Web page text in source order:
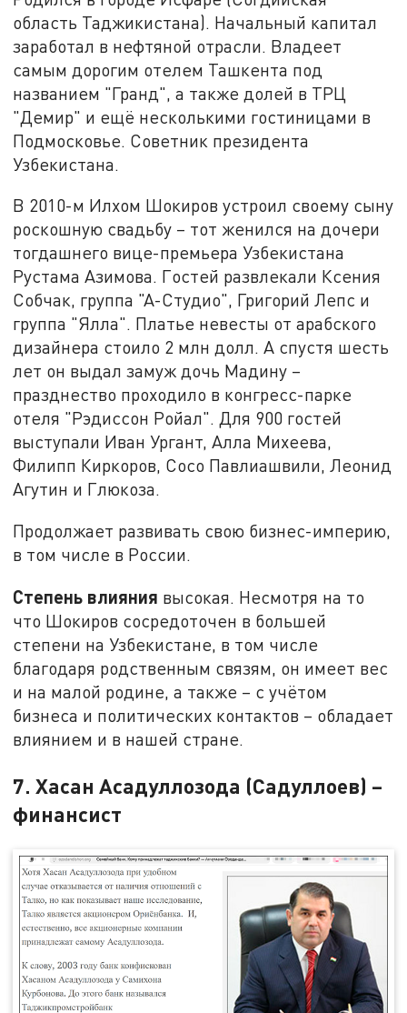
область Таджикистана). Начальный капитал
заработал в нефтяной отрасли. Владеет
самым дорогим отелем Ташкента под
названием "Гранд", а также долей в ТРЦ
"Демир" и ещё несколькими гостиницами в
Подмосковье. Советник президента
Узбекистана.
В 2010-м Илхом Шокиров устроил своему сыну
роскошную свадьбу – тот женился на дочери
тогдашнего вице-премьера Узбекистана
Рустама Азимова. Гостей развлекали Ксения
Собчак, группа "А-Студио", Григорий Лепс и
группа "Ялла". Платье невесты от арабского
дизайнера стоило 2 млн долл. А спустя шесть
лет он выдал замуж дочь Мадину –
празднество проходило в конгресс-парке
отеля "Рэдиссон Ройал". Для 900 гостей
выступали Иван Ургант, Алла Михеева,
Филипп Киркоров, Сосо Павлиашвили, Леонид
Агутин и Глюкоза.
Продолжает развивать свою бизнес-империю,
в том числе в России.
Степень влияния высокая. Несмотря на то
что Шокиров сосредоточен в большей
степени на Узбекистане, в том числе
благодаря родственным связям, он имеет вес
и на малой родине, а также – с учётом
бизнеса и политических контактов – обладает
влиянием и в нашей стране.
7. Хасан Асадуллозода (Садуллоев) –
финансист